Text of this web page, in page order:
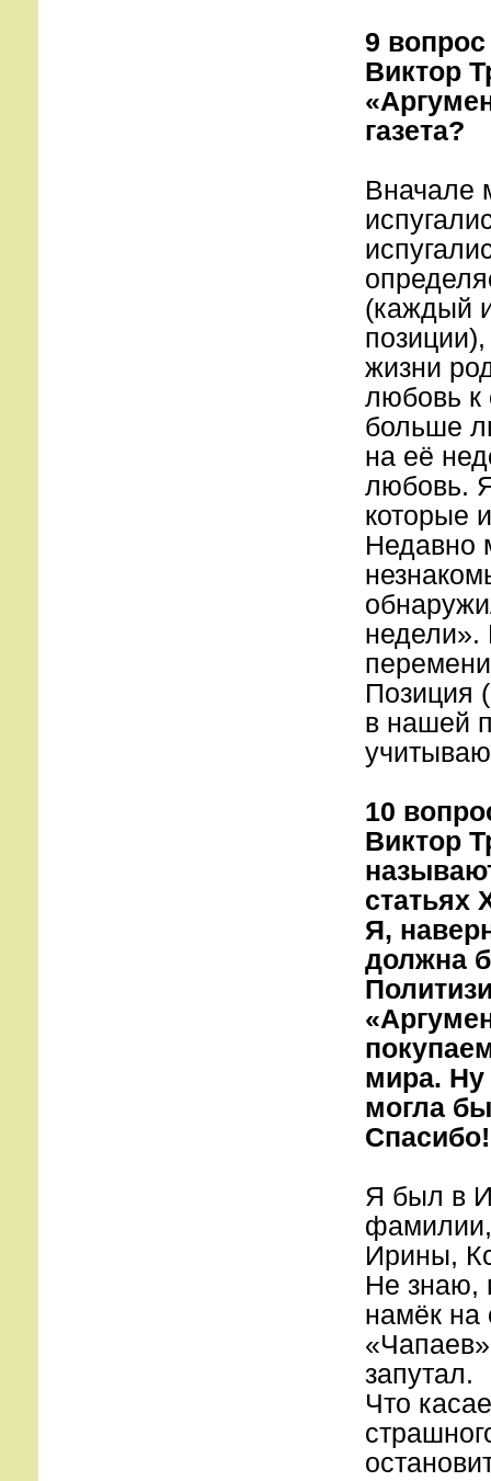
9 вопрос
Виктор
газета?
Вначале
(каждый
жизни
любовь к
больше
на её
любовь.
которые
Недавно
недели».
Позиция
в нашей
10
Виктор
статьях
Я,
должна
мира. Ну
могла
Спасибо!
Я был в
фамилии,
Ирины,
Не знаю,
намёк на
запутал.
Что